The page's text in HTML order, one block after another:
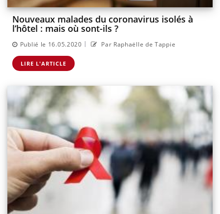
Nouveaux malades du coronavirus isolés à
l’hôtel : mais où sont-ils ?
Publié le 16.05.2020 | Par Raphaëlle de Tappie
LIRE L'ARTICLE